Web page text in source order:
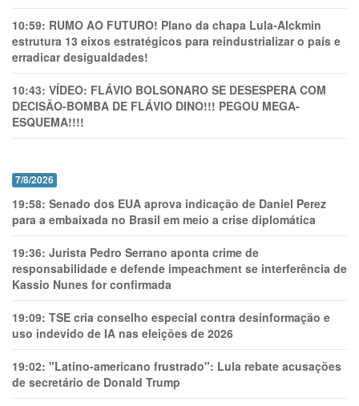
10:59: RUMO AO FUTURO! Plano da chapa Lula-Alckmin
estrutura 13 eixos estratégicos para reindustrializar o país e
erradicar desigualdades!
10:43: VÍDEO: FLÁVIO BOLSONARO SE DESESPERA COM
DECISÃO-BOMBA DE FLÁVIO DINO!!! PEGOU MEGA-
ESQUEMA!!!!
7/8/2026
19:58: Senado dos EUA aprova indicação de Daniel Perez
para a embaixada no Brasil em meio a crise diplomática
19:36: Jurista Pedro Serrano aponta crime de
responsabilidade e defende impeachment se interferência de
Kassio Nunes for confirmada
19:09: TSE cria conselho especial contra desinformação e
uso indevido de IA nas eleições de 2026
19:02: "Latino-americano frustrado": Lula rebate acusações
de secretário de Donald Trump